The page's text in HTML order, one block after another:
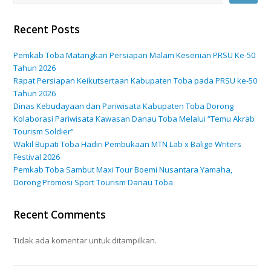
Recent Posts
Pemkab Toba Matangkan Persiapan Malam Kesenian PRSU Ke-50
Tahun 2026
Rapat Persiapan Keikutsertaan Kabupaten Toba pada PRSU ke-50
Tahun 2026
Dinas Kebudayaan dan Pariwisata Kabupaten Toba Dorong
Kolaborasi Pariwisata Kawasan Danau Toba Melalui “Temu Akrab
Tourism Soldier”
Wakil Bupati Toba Hadiri Pembukaan MTN Lab x Balige Writers
Festival 2026
Pemkab Toba Sambut Maxi Tour Boemi Nusantara Yamaha,
Dorong Promosi Sport Tourism Danau Toba
Recent Comments
Tidak ada komentar untuk ditampilkan.